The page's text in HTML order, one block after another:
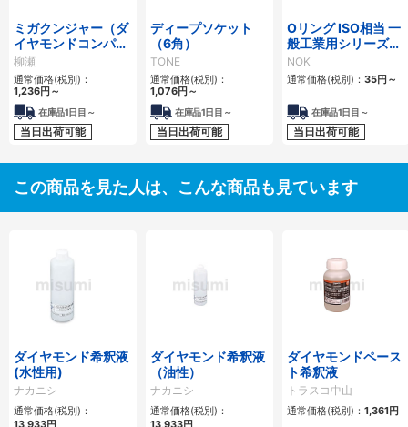
ミガクンジャー（ダ
イヤモンドコンパウ
ンド）
柳瀬
通常価格(税別)：
1,236円～
在庫品1日目～
当日出荷可能
ディープソケット
（6角）
TONE
通常価格(税別)：
1,076円～
在庫品1日目～
当日出荷可能
Oリング ISO相当 一
般工業用シリーズ
（固定用）
NOK
通常価格(税別)： 35円～
在庫品1日目～
当日出荷可能
この商品を見た人は、こんな商品も見ています
ダイヤモンド希釈液
(水性用)
ナカニシ
通常価格(税別)：
13,933円
ダイヤモンド希釈液
（油性）
ナカニシ
通常価格(税別)：
13,933円
ダイヤモンドペース
ト希釈液
トラスコ中山
通常価格(税別)： 1,361円